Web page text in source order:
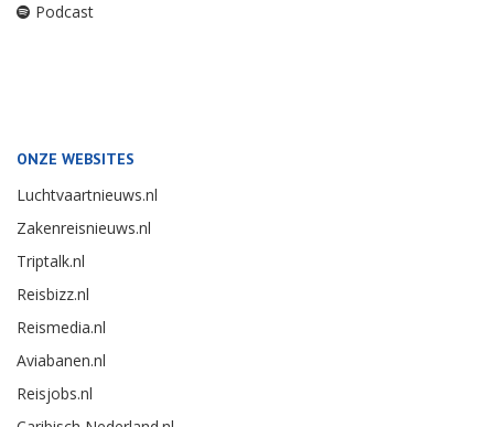
Podcast
ONZE WEBSITES
Luchtvaartnieuws.nl
Zakenreisnieuws.nl
Triptalk.nl
Reisbizz.nl
Reismedia.nl
Aviabanen.nl
Reisjobs.nl